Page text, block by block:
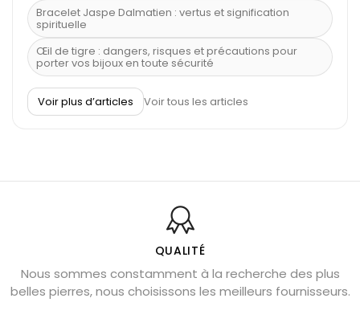
Bracelet Jaspe Dalmatien : vertus et signification
spirituelle
Œil de tigre : dangers, risques et précautions pour
porter vos bijoux en toute sécurité
À quel poignet porter un bracelet de pierre
Découvrez le scorpion et ses pierres
Bienfaits de la sélénite – pierre des anges
L’améthyste est-elle faite pour moi ?
Chrysocolle : pierre apaisante
Obsidienne dorée : vertus et signification
Voir plus d’articles Voir tous les articles
QUALITÉ
Nous sommes constamment à la recherche des plus
belles pierres, nous choisissons les meilleurs fournisseurs.